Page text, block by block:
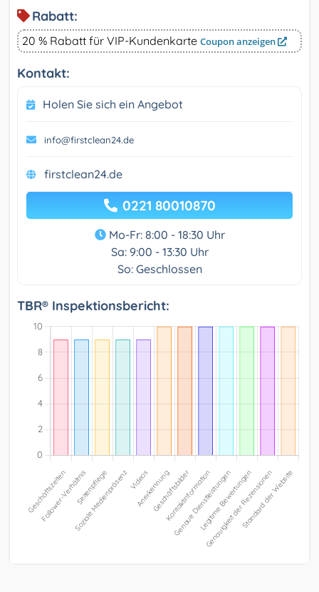
Rabatt:
20 % Rabatt für VIP-Kundenkarte Coupon anzeigen
Kontakt:
Holen Sie sich ein Angebot
info@firstclean24.de
firstclean24.de
0221 80010870
Mo-Fr: 8:00 - 18:30 Uhr
Sa: 9:00 - 13:30 Uhr
So: Geschlossen
TBR® Inspektionsbericht: